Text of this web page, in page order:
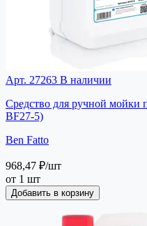
Арт. 27263 В наличии
Средство для ручной мойки
BF27-5)
Ben Fatto
968,47 ₽/шт
от 1 шт
Добавить в корзину